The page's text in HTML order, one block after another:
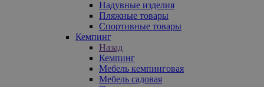
Надувные изделия
Пляжные товары
Спортивные товары
Кемпинг
Назад
Кемпинг
Мебель кемпинговая
Мебель садовая